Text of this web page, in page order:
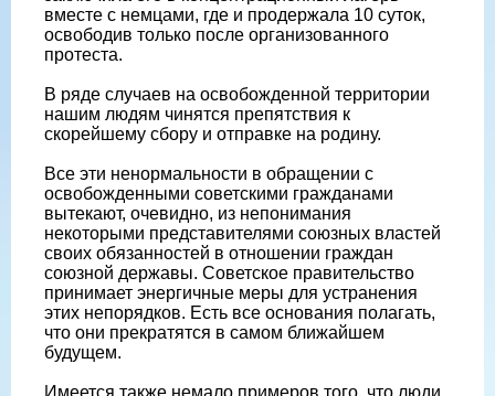
вместе с немцами, где и продержала 10 суток,
освободив только после организованного
протеста.
В ряде случаев на освобожденной территории
нашим людям чинятся препятствия к
скорейшему сбору и отправке на родину.
Все эти ненормальности в обращении с
освобожденными советскими гражданами
вытекают, очевидно, из непонимания
некоторыми представителями союзных властей
своих обязанностей в отношении граждан
союзной державы. Советское правительство
принимает энергичные меры для устранения
этих непорядков. Есть все основания полагать,
что они прекратятся в самом ближайшем
будущем.
Имеется также немало примеров того, что люди,